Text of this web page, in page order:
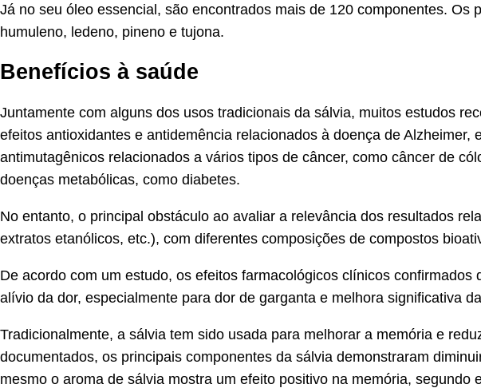
Já no seu óleo essencial, são encontrados mais de 120 componentes.
humuleno, ledeno, pineno e tujona.
Benefícios à saúde
Juntamente com alguns dos usos tradicionais da sálvia, muitos estudos
efeitos antioxidantes e antidemência relacionados à doença de
antimutagênicos relacionados a vários tipos de câncer, como câncer de
doenças metabólicas, como diabetes.
No entanto, o principal obstáculo ao avaliar a relevância dos resultados
extratos etanólicos, etc.), com diferentes composições de compostos
De acordo com um estudo, os efeitos farmacológicos clínicos
alívio da dor, especialmente para dor de garganta e melhora significativa
Tradicionalmente, a sálvia tem sido usada para melhorar a memória e
documentados, os principais componentes da sálvia demonstraram
mesmo o aroma de sálvia mostra um efeito positivo na memória, segundo